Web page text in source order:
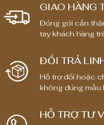
GIAO HÀNG
Đóng gói cẩn
tay khách hàng
ĐỔI TRẢ
Hỗ trợ đổi hoặc
không đúng mẫu
HỖ TRỢ TƯ